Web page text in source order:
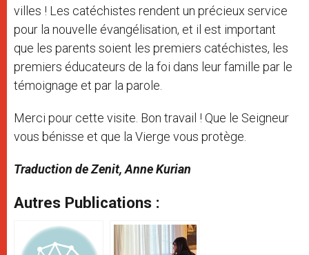
villes ! Les catéchistes rendent un précieux service
pour la nouvelle évangélisation, et il est important
que les parents soient les premiers catéchistes, les
premiers éducateurs de la foi dans leur famille par le
témoignage et par la parole.
Merci pour cette visite. Bon travail ! Que le Seigneur
vous bénisse et que la Vierge vous protège.
Traduction de Zenit, Anne Kurian
Autres Publications :